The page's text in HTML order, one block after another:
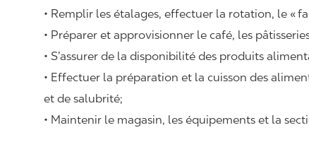
• Remplir les étalages, effectuer la rotation, le «
• Préparer et approvisionner le café, les
• S’assurer de la disponibilité des produits
• Effectuer la préparation et la cuisson des
et de salubrité;
• Maintenir le magasin, les équipements et la